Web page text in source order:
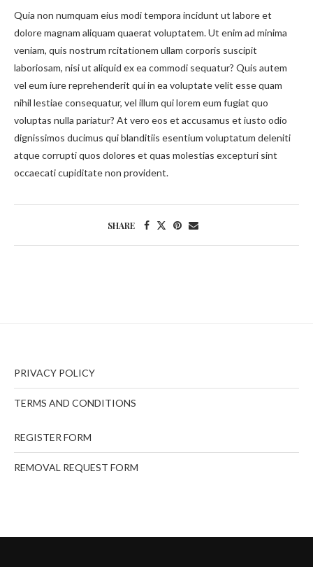
Quia non numquam eius modi tempora incidunt ut labore et
dolore magnam aliquam quaerat voluptatem. Ut enim ad minima
veniam, quis nostrum rcitationem ullam corporis suscipit
laboriosam, nisi ut aliquid ex ea commodi sequatur? Quis autem
vel eum iure reprehenderit qui in ea voluptate velit esse quam
nihil lestiae consequatur, vel illum qui lorem eum fugiat quo
voluptas nulla pariatur? At vero eos et accusamus et iusto odio
dignissimos ducimus qui blanditiis esentium voluptatum deleniti
atque corrupti quos dolores et quas molestias excepturi sint
occaecati cupiditate non provident.
SHARE
PRIVACY POLICY
TERMS AND CONDITIONS
REGISTER FORM
REMOVAL REQUEST FORM